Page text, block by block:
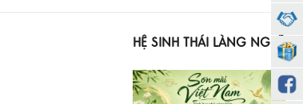
HỆ SINH THÁI LÀNG NGHỀ